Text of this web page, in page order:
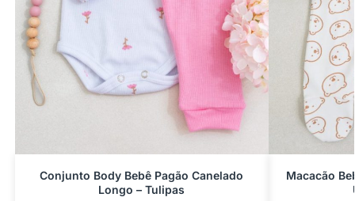
Conjunto Body Bebê Pagão Canelado
Longo – Tulipas
Macacão